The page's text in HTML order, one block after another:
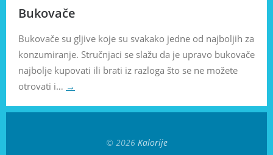
Bukovače
Bukovače su gljive koje su svakako jedne od najboljih za
konzumiranje. Stručnjaci se slažu da je upravo bukovače
najbolje kupovati ili brati iz razloga što se ne možete
otrovati i… →
© 2026 Kalorije